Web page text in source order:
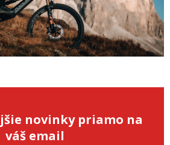
novinky priamo na
váš email